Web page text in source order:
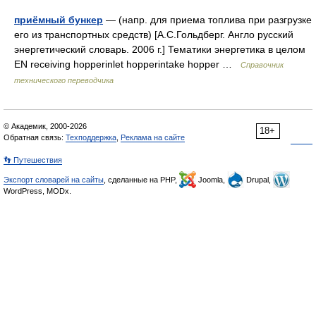
приёмный бункер — (напр. для приема топлива при разгрузке
его из транспортных средств) [А.С.Гольдберг. Англо русский
энергетический словарь. 2006 г.] Тематики энергетика в целом
EN receiving hopperinlet hopperintake hopper …
Справочник
технического переводчика
18+
© Академик, 2000-2026
Обратная связь: Техподдержка Реклама на сайте
👣 Путешествия
Экспорт словарей на сайты , сделанные на PHP, Joomla,
Drupal,
WordPress, MODx.